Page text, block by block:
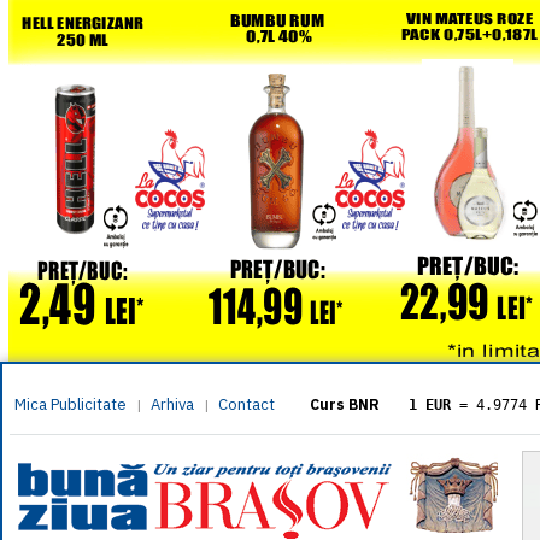
Mica Publicitate | Arhiva | Contact Curs BNR 1 EUR = 4.9774
= 5.8304
1 XAU= 464.4611
1 AED= 1.1933
1 AUD= 2.7957
1 BGN= 2.5449